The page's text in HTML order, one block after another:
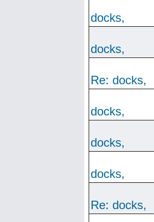
docks,
docks,
Re: docks,
docks,
docks,
docks,
Re: docks,